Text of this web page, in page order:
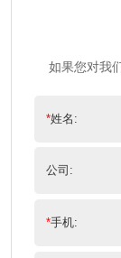
如果您对我
*姓名:
公司:
*手机: